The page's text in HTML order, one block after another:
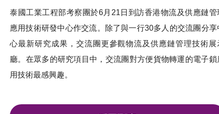
泰國工業工程部考察團於6月21日到訪香港物流及供應鏈管
應用技術研發中心作交流。除了與一行30多人的交流團分享
心最新研究成果，交流團更參觀物流及供應鏈管理技術展
廳。在眾多的研究項目中，交流團對方便貨物轉運的電子鎖
用技術最感興趣。